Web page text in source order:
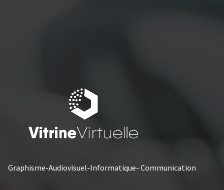
Graphisme-Audiovisuel-Informatique- Communication